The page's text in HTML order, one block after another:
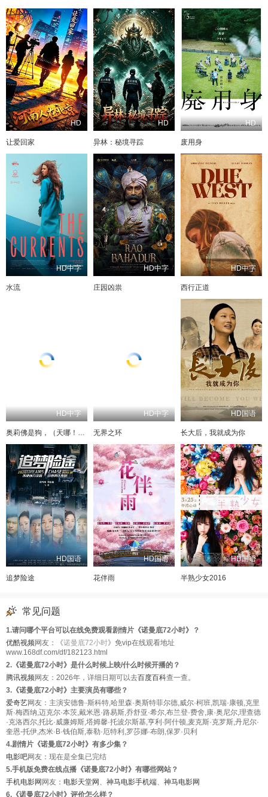
HD
让爱回家
HD
异林：秘境寻踪
HD
废用身
HD中字
水流
HD中字
庄园凶祟
HD中字
西行正道
HD中字
奥莉佛是狗，（天哪！！）这家伙电影版
HD中字
无界之环
HD国语
长大后，我就成为你
HD国语
追梦险途
HD国语
花伴雨
HD国语
半熟少女2016
常见问题
1.请问哪个平台可以在线免费观看剧情片《诺曼底72小时》？
优酷视频网友：《诺曼底72小时》免vip在线观看地址
www.168df.com/df/182123.html
2.《诺曼底72小时》是什么时候上映/什么时候开播的？
腾讯视频网友：2026年，详细日期可以去百度百科查一查。
3.《诺曼底72小时》主要演员有哪些？
爱奇艺网友：主演安德鲁·斯科特,哈里森·奥斯特菲尔德,威尔·柯班,凯瑞·康顿,克里
斯·梅西纳,迈克尔·本茨,戴米恩·路易斯,乔舒亚·希尔,布兰登·费舍,康·奥尼尔,理查德
·克洛西尔,托比·威廉姆斯,塔姆馨·托波尔斯基,亨利·阿什顿,麦克斯·克罗斯,丹尼尔·
奎恩-托伊,杰米·B·钱伯斯,泰勒·厄特利,罗莎娜·布朗,保罗·贝利
4.剧情片《诺曼底72小时》有多少集？
电影吧网友：现在是全集已完结
5.手机版免费在线点播《诺曼底72小时》有哪些网站？
手机电影网网友： 电影天堂网、 神马电影手机端、 神马电影网
6.《诺曼底72小时》评价怎么样？